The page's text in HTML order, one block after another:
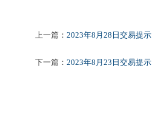
上一篇： 2023年8月28日交易提示
下一篇： 2023年8月23日交易提示